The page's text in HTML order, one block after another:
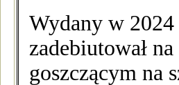
Wydany w 2024
zadebiutował
goszczącym na